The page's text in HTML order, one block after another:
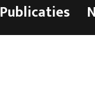
Publicaties